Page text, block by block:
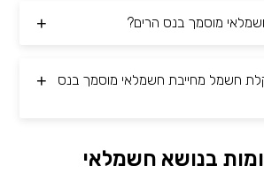
מוסמך בנס הרים?
חשמל מחייבת חשמלאי מוסמך בנס
בנושא חשמלאי